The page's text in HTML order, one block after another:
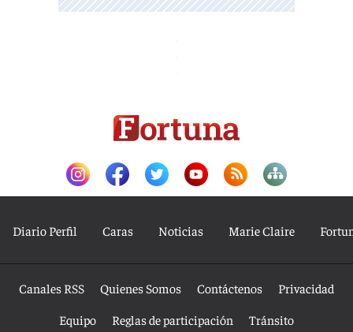
Diario Perfil Caras Noticias Marie Claire
Canales RSS Quienes Somos Contáctenos
Privacidad
Equipo
Reglas de participación Tránsito